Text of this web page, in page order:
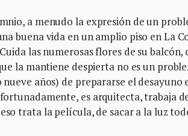
a menudo la expresión de un
buena vida en un amplio piso en La
las numerosas flores de su
la mantiene despierta no es un
años) de prepararse el
es arquitecta, trabaja
trata la película, de sacar a la luz